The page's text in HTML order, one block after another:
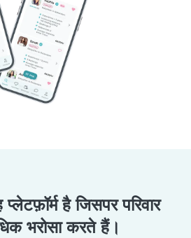
है जिसपर परिवार
भरोसा करते हैं।